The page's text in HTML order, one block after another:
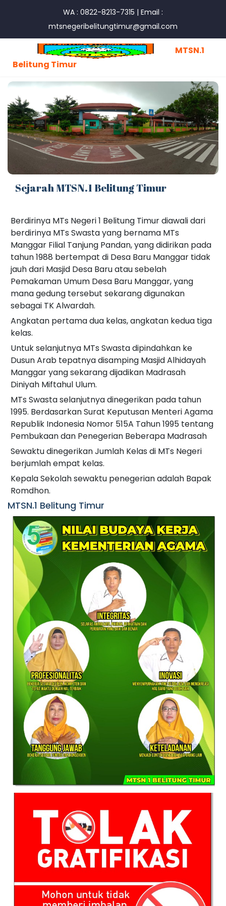
WA : 0822-8213-7315 | Email :
mtsnegeribelitungtimur@gmail.com
MTSN.1
Belitung Timur
Sejarah MTSN.1 Belitung Timur
Berdirinya MTs Negeri 1 Belitung Timur diawali dari
berdirinya MTs Swasta yang bernama MTs
Manggar Filial Tanjung Pandan, yang didirikan pada
tahun 1988 bertempat di Desa Baru Manggar tidak
jauh dari Masjid Desa Baru atau sebelah
Pemakaman Umum Desa Baru Manggar, yang
mana gedung tersebut sekarang digunakan
sebagai TK Alwardah.
Angkatan pertama dua kelas, angkatan kedua tiga
kelas.
Untuk selanjutnya MTs Swasta dipindahkan ke
Dusun Arab tepatnya disamping Masjid Alhidayah
Manggar yang sekarang dijadikan Madrasah
Diniyah Miftahul Ulum.
MTs Swasta selanjutnya dinegerikan pada tahun
1995. Berdasarkan Surat Keputusan Menteri Agama
Republik Indonesia Nomor 515A Tahun 1995 tentang
Pembukaan dan Penegerian Beberapa Madrasah
Sewaktu dinegerikan Jumlah Kelas di MTs Negeri
berjumlah empat kelas.
Kepala Sekolah sewaktu penegerian adalah Bapak
Romdhon.
MTSN.1 Belitung Timur